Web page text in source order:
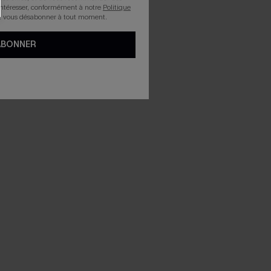
conformément à notre Politique
vous désabonner à tout moment.